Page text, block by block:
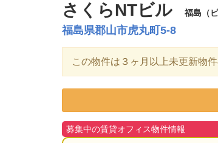
さくらNTビル 福島（
福島県郡山市虎丸町5-8
この物件は３ヶ月以上未更新物
募集中の賃貸オフィス物件情報